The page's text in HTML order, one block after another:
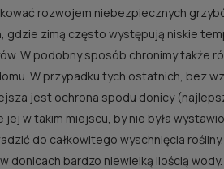
rozwojem niebezpiecznych
zimą często występują niskie
W podobny sposób chronimy także
W przypadku tych ostatnich, bez
jest ochrona spodu donicy
w takim miejscu, by nie była
do całkowitego wyschnięcia
donicach bardzo niewielką ilością wody.